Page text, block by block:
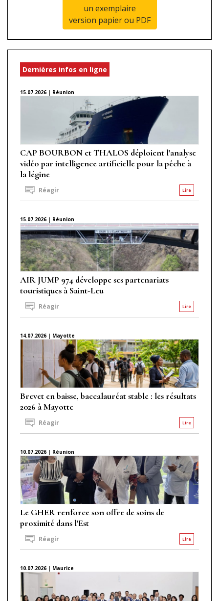
un exemplaire
version papier ou PDF
Dernières infos en ligne
15.07.2026 | Réunion
CAP BOURBON et THALOS déploient l'analyse
vidéo par intelligence artificielle pour la pêche à
la légine
Lire
Réagir
15.07.2026 | Réunion
AIR JUMP 974 développe ses partenariats
touristiques à Saint-Leu
Lire
Réagir
14.07.2026 | Mayotte
Brevet en baisse, baccalauréat stable : les résultats
2026 à Mayotte
Lire
Réagir
10.07.2026 | Réunion
Le GHER renforce son offre de soins de
proximité dans l'Est
Lire
Réagir
10.07.2026 | Maurice